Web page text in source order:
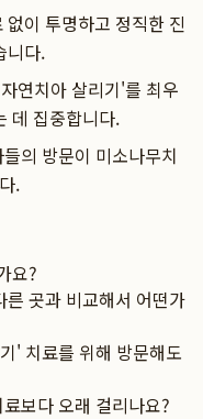
없이 투명하고 정직한 진
니다.
연치아 살리기'를 최우
데 집중합니다.
의 방문이 미소나무치
.
요?
곳과 비교해서 어떤가
' 치료를 위해 방문해도
보다 오래 걸리나요?